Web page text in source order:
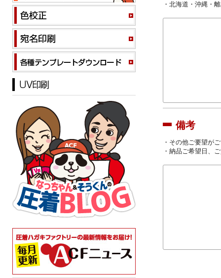
・北海道・沖縄・
備考
・その他ご要望が
・納品ご希望日、